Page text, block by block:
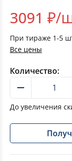
3091 ₽/
При тираже 1-5
Все цены
Количество:
До увеличения